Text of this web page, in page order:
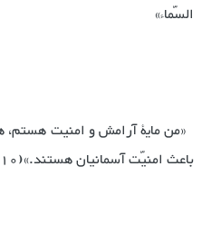
السّماء» ‌
«من مایۀ آرامش و امنیت هستم،
باعث امنیّت آسمانیان هستند.»(10)